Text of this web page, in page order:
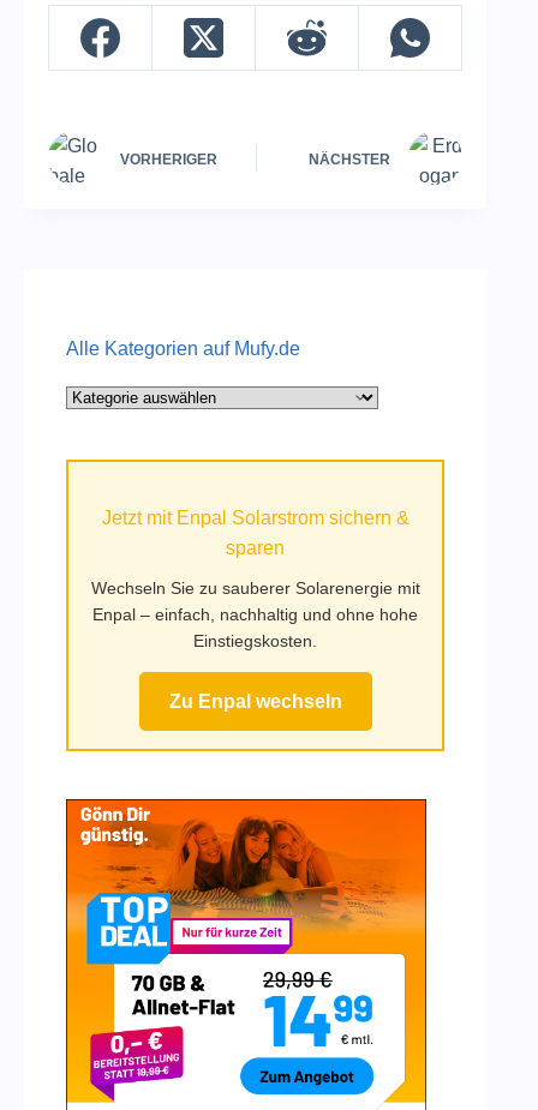
VORHERIGER NÄCHSTER
Alle Kategorien auf Mufy.de
Alle
Jetzt mit Enpal Solarstrom sichern &
sparen
Wechseln Sie zu sauberer Solarenergie mit
Enpal – einfach, nachhaltig und ohne hohe
Einstiegskosten.
Zu Enpal wechseln